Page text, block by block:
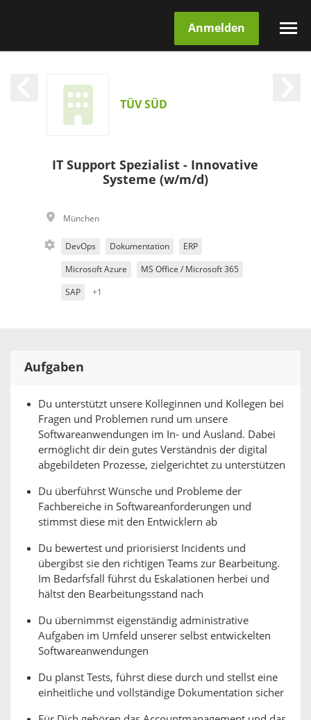
Anmelden
TÜV SÜD
IT Support Spezialist - Innovative
Systeme (w/m/d)
München
DevOps Dokumentation ERP
Microsoft Azure MS Office / Microsoft 365
SAP +1
Aufgaben
Du unterstützt unsere Kolleginnen und Kollegen bei
Fragen und Problemen rund um unsere
Softwareanwendungen im In- und Ausland. Dabei
ermöglicht dir dein gutes Verständnis der digital
abgebildeten Prozesse, zielgerichtet zu unterstützen
Du überführst Wünsche und Probleme der
Fachbereiche in Softwareanforderungen und
stimmst diese mit den Entwicklern ab
Du bewertest und priorisierst Incidents und
übergibst sie den richtigen Teams zur Bearbeitung.
Im Bedarfsfall führst du Eskalationen herbei und
hältst den Bearbeitungsstand nach
Du übernimmst eigenständig administrative
Aufgaben im Umfeld unserer selbst entwickelten
Softwareanwendungen
Du planst Tests, führst diese durch und stellst eine
einheitliche und vollständige Dokumentation sicher